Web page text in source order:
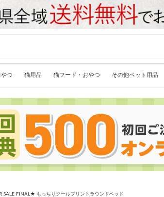
つ 猫用品 猫フード・おやつ その他ペット用品
SALE FINAL★ もっちりクールプリントラウンドベッド